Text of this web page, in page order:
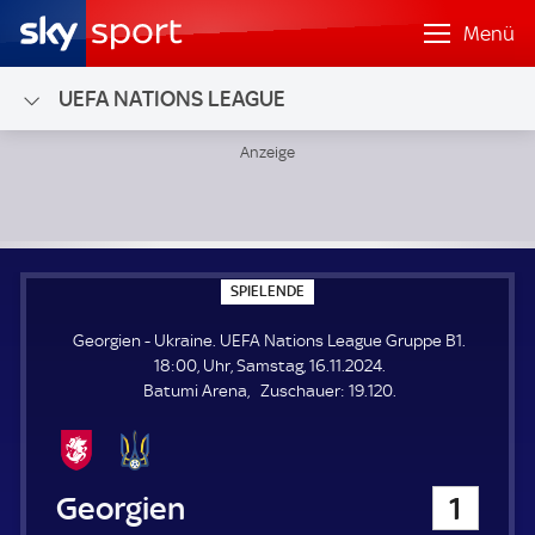
Menü
UEFA NATIONS LEAGUE
SPIELENDE
P
E
L
E
N
Georgien - Ukraine. UEFA Nations League Gruppe B1.
18:00, Uhr, Samstag, 16.11.2024.
Batumi Arena
Zuschauer: Z
19.120.
Georgien 1